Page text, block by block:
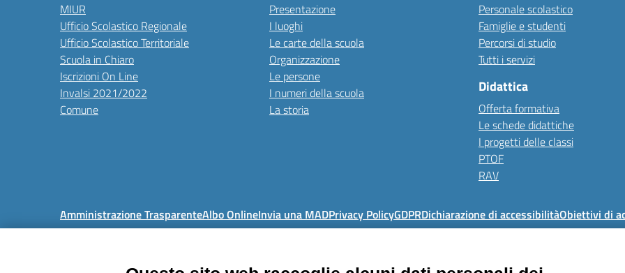
MIUR
Ufficio Scolastico Regionale
Ufficio Scolastico Territoriale
Scuola in Chiaro
Iscrizioni On Line
Invalsi 2021/2022
Comune
Presentazione
I luoghi
Le carte della scuola
Organizzazione
Le persone
I numeri della scuola
La storia
Personale scolastico
Famiglie e studenti
Percorsi di studio
Tutti i servizi
Didattica
Offerta formativa
Le schede didattiche
I progetti delle classi
PTOF
RAV
Amministrazione TrasparenteAlbo OnlineInvia una MADPrivacy PolicyGDPRDichiarazione di accessibilitàObiettivi di
Istituto Comprensivo Pino Torinese